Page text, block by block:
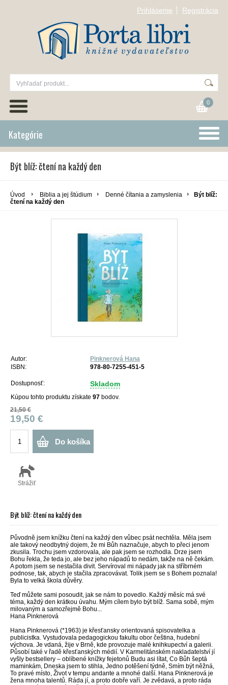
Prihlásenie Registrácia
0
Kategórie
Být blíž: čtení na každý den
Úvod Biblia a jej štúdium Denné čítania a zamyslenia
Být blíž:
čtení na každý den
Autor:
Pinknerová Hana
ISBN:
978-80-7255-451-5
Dostupnosť: Skladom
Kúpou tohto produktu získate 97 bodov.
21,50 €
19,50 €
Do košíka
Strážiť
Být blíž: čtení na každý den
Původně jsem knížku čtení na každý den vůbec psát nechtěla. Měla jsem
ale takový neodbytný dojem, že mi Bůh naznačuje, abych to přeci jenom
zkusila. Trochu jsem vzdorovala, ale pak jsem se rozhodla. Drze jsem
Bohu řekla, že teda jo, ale bez jeho nápadů to nedám, takže na ně čekám.
A potom jsem se nestačila divit. Servíroval mi nápady jak na stříbrném
podnose, tak, abych je stačila zpracovávat. Tolik jsem se s Bohem poznala!
Byla to velká škola důvěry.
Teď můžete sami posoudit, jak se nám to povedlo. Každý měsíc má své
téma, každý den krátkou úvahu. Mým cílem bylo být blíž. Sama sobě, mým
milovaným a samozřejmě Bohu...
Hana Pinknerová
Hana Pinknerová (*1963) je křesťansky orientovaná spisovatelka a
publicistka. Vystudovala pedagogickou fakultu obor čeština, hudební
výchova. Je vdaná, žije v Brně, kde provozuje malé knihkupectví a galerii.
Působí také v řadě křesťanských médií. V Karmelitánském nakladatelství jí
vyšly bestsellery – oblíbené knížky fejetonů Budu asi lítat, Co Bůh šeptá
maminkám, Dneska jsem to stihla, Jedno potěšení týdně, Smím být něžná,
To pravé místo, Život v tempu andante a mnohé další. Hana Pinknerová je
žena mnoha talentů. Ráda jí, a proto dobře vaří. Je zvědavá, a proto ráda